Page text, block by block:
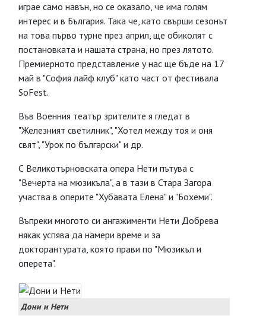
играе само навън, но се оказало, че има голям
интерес и в България. Така че, като свърши сезонът
на това първо турне през април, ще обиколят с
постановката и нашата страна, но през лятото.
Премиерното представление у нас ще бъде на 17
май в "София лайф клуб" като част от фестивала
SoFest.
Във Военния театър зрителите я гледат в
"Железният светилник", "Хотел между тоя и оня
свят", "Урок по български" и др.
С Великотърновската опера Нети пътува с
"Вечерта на мюзикъла", а в тази в Стара Загора
участва в оперите "Хубавата Елена" и "Бохеми".
Въпреки многото си ангажименти Нети Добрева
някак успява да намери време и за
докторантурата, която прави по "Мюзикъл и
оперета".
Дони и Нети